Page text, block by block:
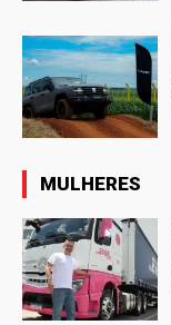
MULHERES